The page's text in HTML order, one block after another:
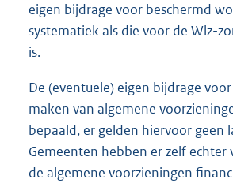
eigen bijdrage voor beschermd
systematiek als die voor de Wlz-
is.
De (eventuele) eigen bijdrage
maken van algemene
bepaald, er gelden hiervoor geen
Gemeenten hebben er zelf echter
de algemene voorzieningen